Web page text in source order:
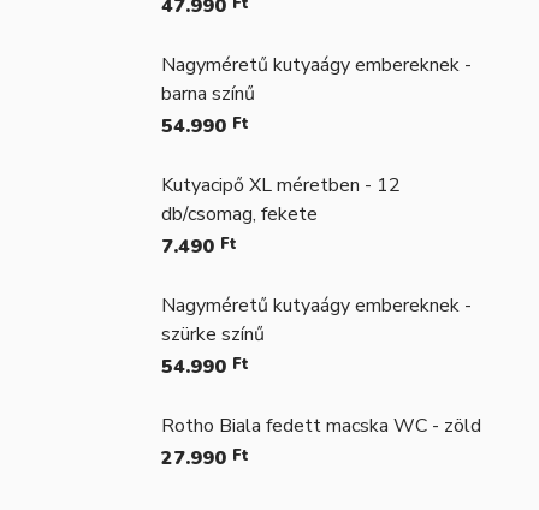
47.990
Nagyméretű kutyaágy embereknek -
barna színű
54.990 Ft
Kutyacipő XL méretben - 12
db/csomag, fekete
7.490 Ft
Nagyméretű kutyaágy embereknek -
szürke színű
54.990 Ft
Rotho Biala fedett macska WC - zöld
27.990 Ft